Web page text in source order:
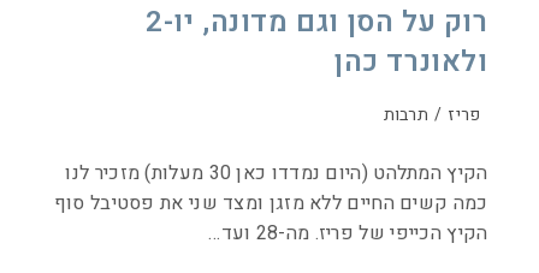
רוק על הסן וגם מדונה, יו-2
ולאונרד כהן
פריז / תרבות
הקיץ המתלהט (היום נמדדו כאן 30 מעלות) מזכיר לנו
כמה קשים החיים ללא מזגן ומצד שני את פסטיבל סוף
הקיץ הכייפי של פריז. מה-28 ועד…